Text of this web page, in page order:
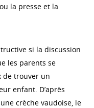
la presse et la
si la discussion
les parents se
de trouver un
enfant. D’après
crèche vaudoise, le